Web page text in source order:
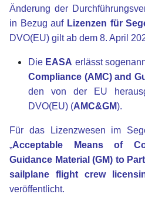
Änderung der
in Bezug auf Lizenzen für
DVO(EU) gilt ab dem 8. April
Die EASA erlässt
Compliance (AMC) and
den von der EU
DVO(EU) (AMC&GM).
Für das Lizenzwesen im
„Acceptable Means of
Guidance Material (GM) to
sailplane flight crew
veröffentlicht.